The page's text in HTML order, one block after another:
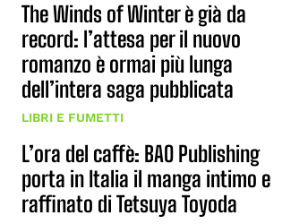
The Winds of Winter è già da
record: l’attesa per il nuovo
romanzo è ormai più lunga
dell’intera saga pubblicata
LIBRI E FUMETTI
L’ora del caffè: BAO Publishing
porta in Italia il manga intimo e
raffinato di Tetsuya Toyoda